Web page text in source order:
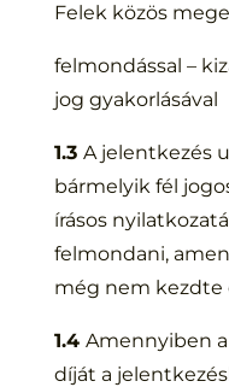
Felek közös
felmondással –
jog gyakorlásával
1.3 A jelentkezés
bármelyik fél
írásos
felmondani,
még nem kezdte
1.4 Amennyiben
díját a